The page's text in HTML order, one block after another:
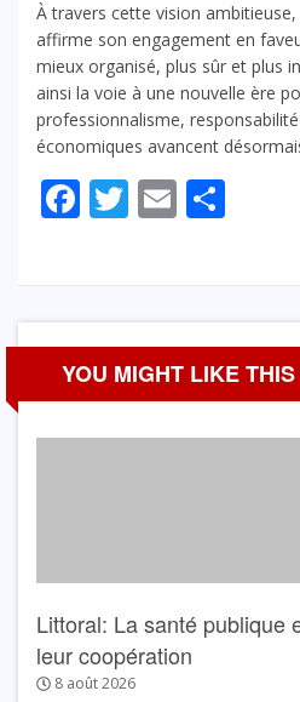
À travers cette vision
affirme son engagement en
mieux organisé, plus sûr et plus
ainsi la voie à une nouvelle ère
professionnalisme,
économiques avancent
Facebook
Twitter
Email
YOU MIGHT LIKE
Littoral: La santé publique
leur coopération
8 août 2026